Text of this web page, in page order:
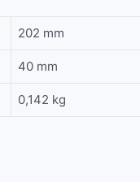
202 mm
40 mm
0,142 kg